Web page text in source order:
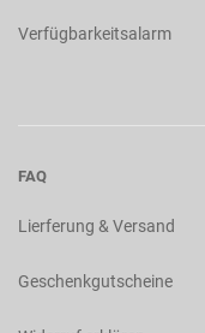
Verfügbarkeitsalarm
FAQ
Lierferung & Versand
Geschenkgutscheine